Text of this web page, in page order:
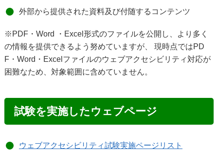
外部から提供された資料及び付随するコンテンツ
※PDF・Word ・Excel形式のファイルを公開し、より多く
の情報を提供できるよう努めていますが、 現時点ではPD
F・Word・Excelファイルのウェブアクセシビリティ対応が
困難なため、対象範囲に含めていません。
試験を実施したウェブページ
ウェブアクセシビリティ試験実施ページリスト